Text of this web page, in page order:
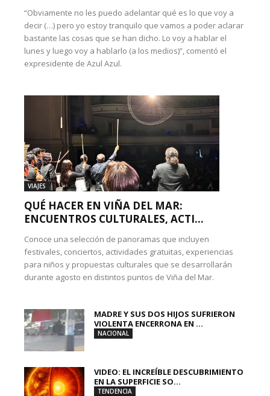
“Obviamente no les puedo adelantar qué es lo que voy a
decir (…) pero yo estoy tranquilo que vamos a poder aclarar
bastante las cosas que se han dicho. Lo voy a hablar el
lunes y luego voy a hablarlo (a los medios)”, comentó el
expresidente de Azul Azul.
VIAJES
QUÉ HACER EN VIÑA DEL MAR:
ENCUENTROS CULTURALES, ACTI...
Conoce una selección de panoramas que incluyen
festivales, conciertos, actividades gratuitas, experiencias
para niños y propuestas culturales que se desarrollarán
durante agosto en distintos puntos de Viña del Mar.
MADRE Y SUS DOS HIJOS SUFRIERON
VIOLENTA ENCERRONA EN ...
NACIONAL
VIDEO: EL INCREÍBLE DESCUBRIMIENTO
EN LA SUPERFICIE SO...
TENDENCIA